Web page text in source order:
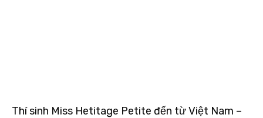
Thí sinh Miss Hetitage Petite đến từ Việt Nam –